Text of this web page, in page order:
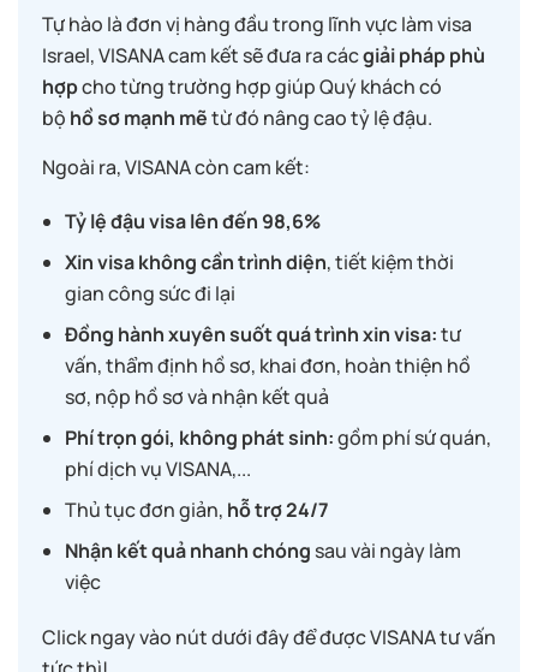
Tự hào là đơn vị hàng đầu trong lĩnh vực làm visa
Israel, VISANA cam kết sẽ đưa ra cácgiải pháp phù
hợpcho từng trường hợp giúp Quý khách có
bộ hồ sơ mạnh mẽtừ đó nâng cao tỷ lệ đậu.
Ngoài ra, VISANA còn cam kết:
Tỷ lệ đậu visa lên đến 98,6%
Xin visa không cần trình diện, tiết kiệm thời
gian công sức đi lại
Đồng hành xuyên suốt quá trình xin visa:tư
vấn, thẩm định hồ sơ, khai đơn, hoàn thiện hồ
sơ, nộp hồ sơ và nhận kết quả
Phí trọn gói, không phát sinh:gồm phí sứ quán,
phí dịch vụ VISANA,...
Thủ tục đơn giản, hỗ trợ 24/7
Nhận kết quả nhanh chóng sau vài ngày làm
việc
Click ngay vào nút dưới đây để được VISANA tư vấn